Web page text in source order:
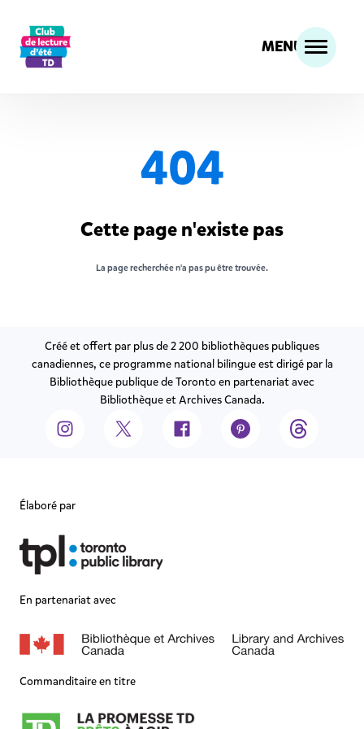
MENU
404
Cette page n'existe pas
La page recherchée n'a pas pu être trouvée.
Créé et o­ffert par plus de 2 200 bibliothèques publiques
canadiennes, ce programme national bilingue est dirigé par la
Bibliothèque publique de Toronto en partenariat avec
Bibliothèque et Archives Canada.
Élaboré par
En partenariat avec
Commanditaire en titre